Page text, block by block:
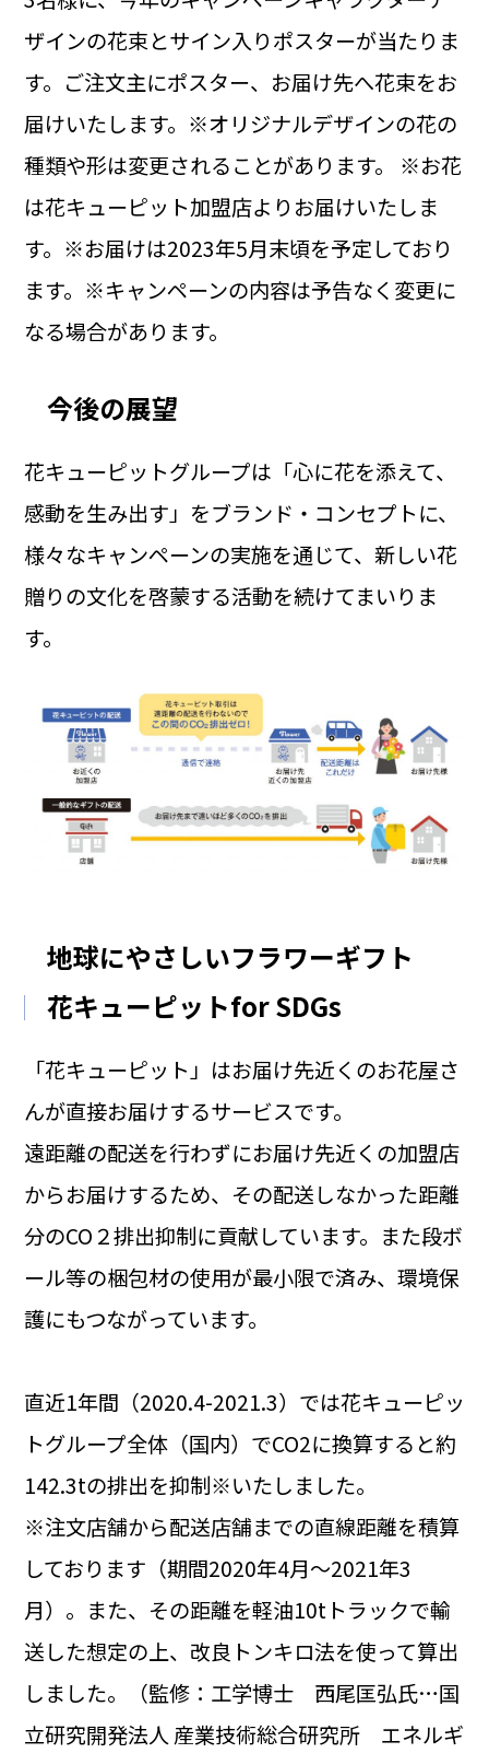
ザインの花束とサイン入りポスターが当たりま
す。ご注文主にポスター、お届け先へ花束をお
届けいたします。※オリジナルデザインの花の
種類や形は変更されることがあります。 ※お花
は花キューピット加盟店よりお届けいたしま
す。※お届けは2023年5月末頃を予定しており
ます。※キャンペーンの内容は予告なく変更に
なる場合があります。
今後の展望
花キューピットグループは「心に花を添えて、
感動を生み出す」をブランド・コンセプトに、
様々なキャンペーンの実施を通じて、新しい花
贈りの文化を啓蒙する活動を続けてまいりま
す。
地球にやさしいフラワーギフト
花キューピットfor SDGs
「花キューピット」はお届け先近くのお花屋さ
んが直接お届けするサービスです。
遠距離の配送を行わずにお届け先近くの加盟店
からお届けするため、その配送しなかった距離
分のCO２排出抑制に貢献しています。また段ボ
ール等の梱包材の使用が最小限で済み、環境保
護にもつながっています。
直近1年間（2020.4-2021.3）では花キューピッ
トグループ全体（国内）でCO2に換算すると約
142.3tの排出を抑制※いたしました。
※注文店舗から配送店舗までの直線距離を積算
しております（期間2020年4月～2021年3
月）。また、その距離を軽油10tトラックで輸
送した想定の上、改良トンキロ法を使って算出
しました。（監修：工学博士 西尾匡弘氏…国
立研究開発法人 産業技術総合研究所 エネルギ